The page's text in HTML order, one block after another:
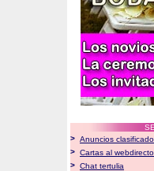
> Anuncios
> Cartas al
> Chat tertulia